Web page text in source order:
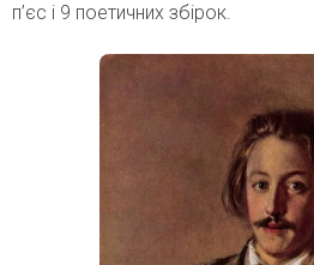
п’єс і 9 поетичних збірок.